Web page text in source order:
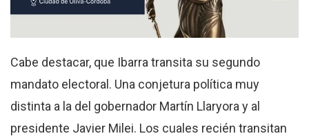
Cabe destacar, que Ibarra transita su segundo
mandato electoral. Una conjetura política muy
distinta a la del gobernador Martín Llaryora y al
presidente Javier Milei. Los cuales recién transitan